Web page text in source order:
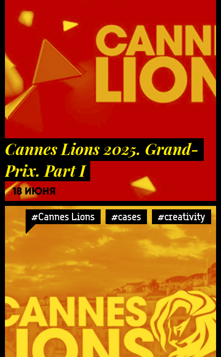
Cannes Lions 2025. Grand-
Prix. Part I
18 ИЮНЯ
#Cannes Lions #cases #creativity